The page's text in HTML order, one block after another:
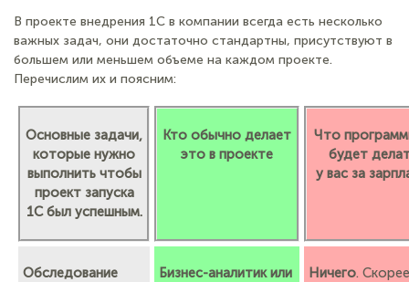
В проекте внедрения 1С в компании всегда есть несколько
важных задач, они достаточно стандартны, присутствуют в
большем или меньшем объеме на каждом проекте.
Перечислим их и поясним:
Основные задачи,
которые нужно
выполнить чтобы
проект запуска
1С был успешным.
Кто обычно делает
это в проекте
Что
будет
у вас за
Обследование
Бизнес-аналитик или
Ничего. Скорее